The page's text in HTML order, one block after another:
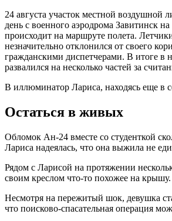
24 августа участок местной воздушной
день с военного аэродрома Завитинск
происходит на маршруте полета.
незначительно отклонился от своего
гражданскими диспетчерами. В итоге в
развалился на несколько частей за
В иллюминатор Лариса, находясь еще в
Остаться в живых
Обломок Ан-24 вместе со студенткой
Лариса надеялась, что она выжила не
Рядом с Ларисой на протяжении
своим креслом что-то похожее на крышу.
Несмотря на пережитый шок, девушка
что поисково-спасательная операция